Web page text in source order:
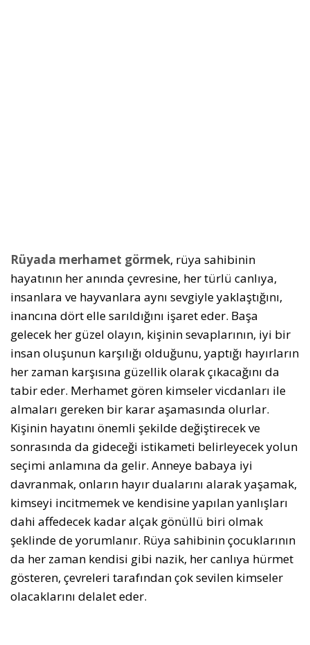
Rüyada merhamet görmek, rüya sahibinin
hayatının her anında çevresine, her türlü canlıya,
insanlara ve hayvanlara aynı sevgiyle yaklaştığını,
inancına dört elle sarıldığını işaret eder. Başa
gelecek her güzel olayın, kişinin sevaplarının, iyi bir
insan oluşunun karşılığı olduğunu, yaptığı hayırların
her zaman karşısına güzellik olarak çıkacağını da
tabir eder. Merhamet gören kimseler vicdanları ile
almaları gereken bir karar aşamasında olurlar.
Kişinin hayatını önemli şekilde değiştirecek ve
sonrasında da gideceği istikameti belirleyecek yolun
seçimi anlamına da gelir. Anneye babaya iyi
davranmak, onların hayır dualarını alarak yaşamak,
kimseyi incitmemek ve kendisine yapılan yanlışları
dahi affedecek kadar alçak gönüllü biri olmak
şeklinde de yorumlanır. Rüya sahibinin çocuklarının
da her zaman kendisi gibi nazik, her canlıya hürmet
gösteren, çevreleri tarafından çok sevilen kimseler
olacaklarını delalet eder.